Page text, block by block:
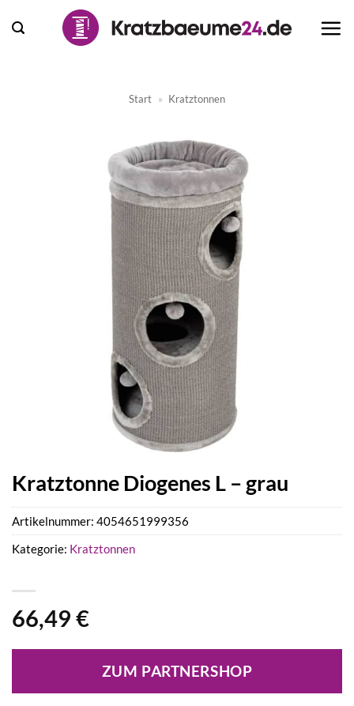
Inhalt
Start » Kratztonnen
Kratztonne Diogenes L – grau
66,49 €
ZUM PARTNERSHOP
Artikelnummer: 4054651999356
Kategorie: Kratztonnen